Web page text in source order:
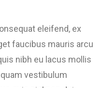
eleifend, ex
faucibus mauris arcu
nibh eu lacus mollis
vestibulum